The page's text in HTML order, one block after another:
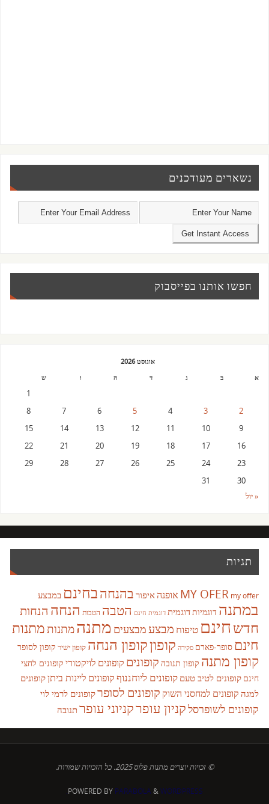
נשארים מעודכנים
חפשו אותנו בפייסבוק
אוגוסט 2026
א
ב ג ד ה ו ש
1
2
3
4
5
6
7
8
9
10
11
12
13
14
15
16
17
18
19
20
21
22
23
24
25
26
27
28
29
30
31
« יול
תגיות
MY OFER my offer אופנהאיפור בהנחהבחינם במבצע
במתנה דוגמיותדוגמית דוגמית חינם הטבה הטבות הנחה הנחות
חדשחינם טיפוח מבצעמבצעים מתנהמתנותמתנות
חינם סופר-פארם סקירה קופוןקופון הנחה קופון ישיר קופון לסופר
קופון מתנה קופון תנובה קופונים קופונים לויקטורי קופונים לחצי
חינם קופונים לטיב טעם קופונים ליוחננוףקופונים ליינות ביתןקופונים
למגה קופונים למחסני השוק קופונים לסופרקופונים לרמי לוי
קופונים לשופרסלקניון עופרקניוני עופרתנובה
© זכויות יוצרים מתנות פלוס 2025. כל הזכויות שמורות.
POWERED BY PARABOLA&WORDPRESS.